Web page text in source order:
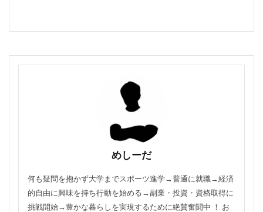
めしーだ
何も疑問を抱かず大学までスポーツ進学→普通に就職→経済
的自由に興味を持ち行動を始める→副業・投資・資格取得に
挑戦開始→豊かな暮らしを実現するために絶賛奮闘中 ！ お